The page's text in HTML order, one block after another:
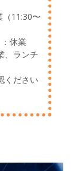
11:30〜
休業
、ランチ
ください